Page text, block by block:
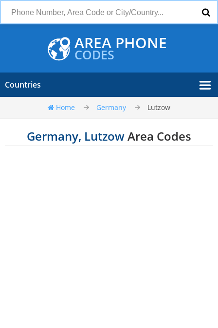
AREA PHONE
CODES
Countries
Home Germany Lutzow
Germany, LutzowArea Codes